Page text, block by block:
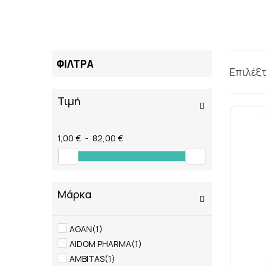
ΦΙΛΤΡΑ
Τιμή
1,00 € - 82,00 €
Μάρκα
AGAN(1)
AIDOM PHARMA(1)
AMBITAS(1)